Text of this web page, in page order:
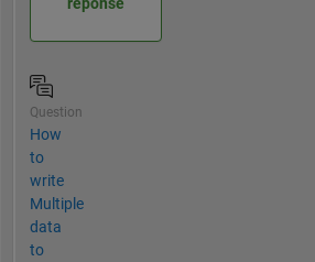
Question
How
to
write
Multiple
data
to